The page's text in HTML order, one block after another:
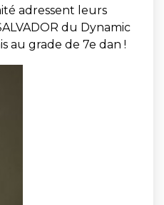
adressent leurs
du Dynamic
au grade de 7e dan !